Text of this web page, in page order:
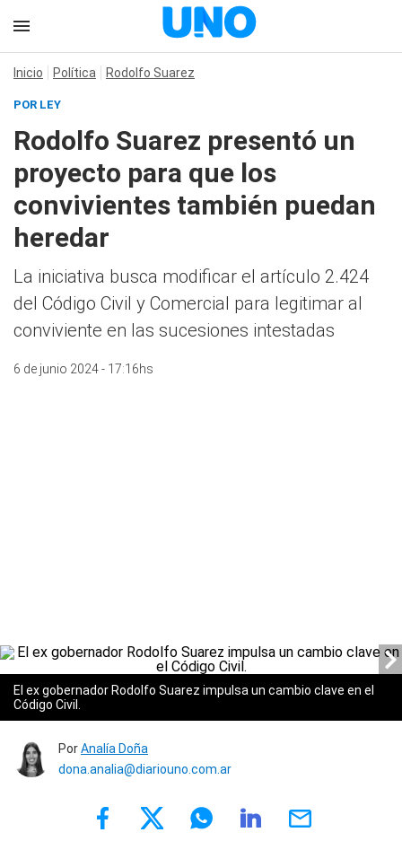
Inicio Política Rodolfo Suarez
POR LEY
Rodolfo Suarez presentó un
proyecto para que los
convivientes también puedan
heredar
La iniciativa busca modificar el artículo 2.424
del Código Civil y Comercial para legitimar al
conviviente en las sucesiones intestadas
6 de junio 2024 - 17:16hs
El ex gobernador Rodolfo Suarez impulsa un cambio clave en el
Código Civil.
PorAnalía Doña
dona.analia@diariouno.com.ar